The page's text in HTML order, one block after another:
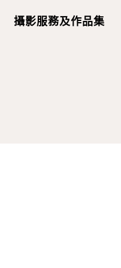
攝影服務及作品集